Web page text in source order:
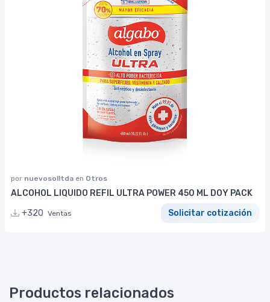
por nuevosolltda en Otros
ALCOHOL LIQUIDO REFIL ULTRA POWER 450 ML DOY PACK
+320 Ventas Solicitar cotización
Productos relacionados